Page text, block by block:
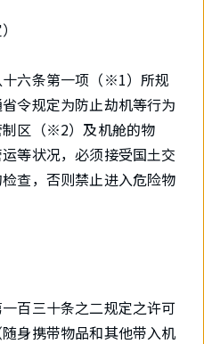
六条第一项（※1）所规
令规定为防止劫机等行为
区（※2）及机舱的物
等状况，必须接受国土交
查，否则禁止进入危险物
百三十条之二规定之许可
身携带物品和其他带入机